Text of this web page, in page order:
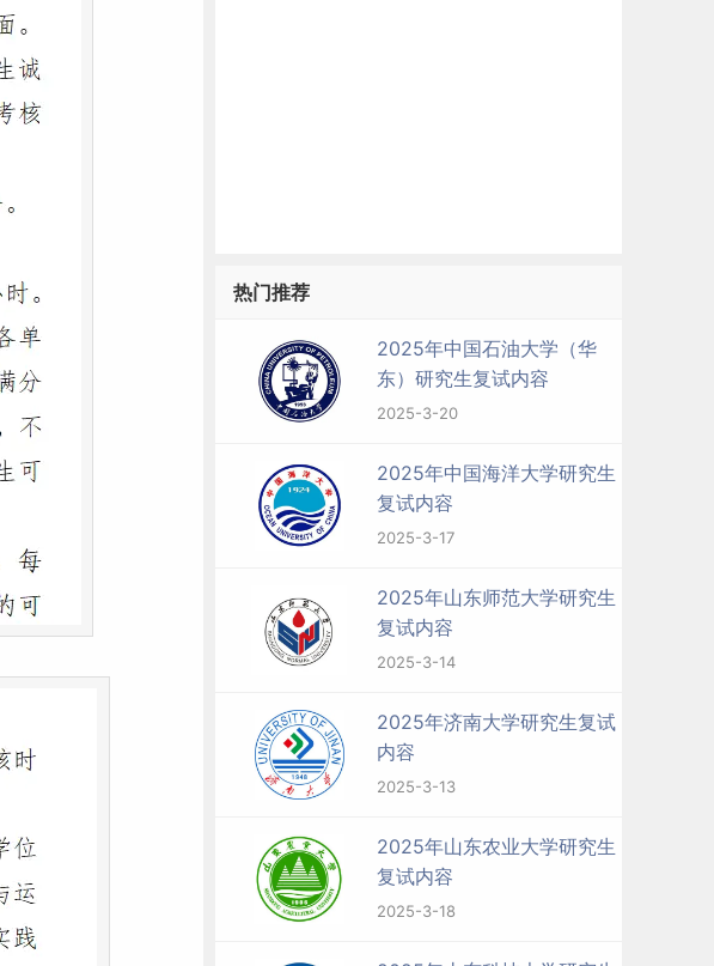
热门推荐
2025年中国石油大学（华
东）研究生复试内容
2025-3-20
2025年中国海洋大学研究生
复试内容
2025-3-17
2025年山东师范大学研究生
复试内容
2025-3-14
2025年济南大学研究生复试
内容
2025-3-13
2025年山东农业大学研究生
复试内容
2025-3-18